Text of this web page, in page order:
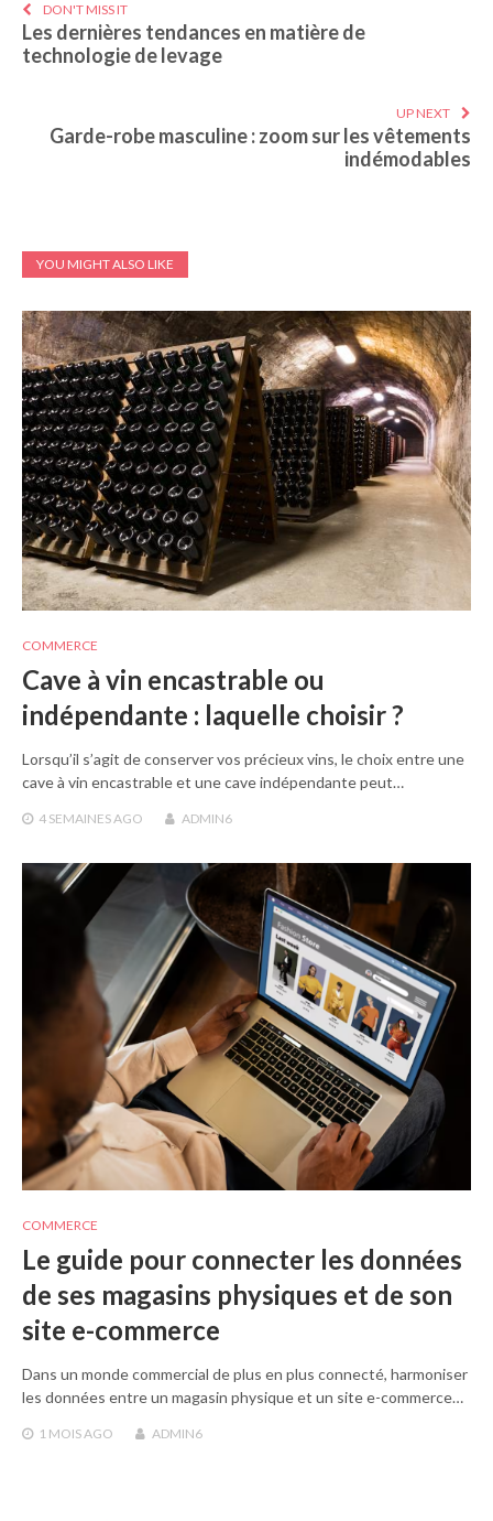
DON'T MISS IT
Les dernières tendances en matière de
technologie de levage
UP NEXT
Garde-robe masculine : zoom sur les vêtements
indémodables
YOU MIGHT ALSO LIKE
COMMERCE
Cave à vin encastrable ou
indépendante : laquelle choisir ?
Lorsqu’il s’agit de conserver vos précieux vins, le choix entre une
cave à vin encastrable et une cave indépendante peut…
4 SEMAINES AGO ADMIN6
COMMERCE
Le guide pour connecter les données
de ses magasins physiques et de son
site e-commerce
Dans un monde commercial de plus en plus connecté, harmoniser
les données entre un magasin physique et un site e-commerce…
1 MOISAGO ADMIN6